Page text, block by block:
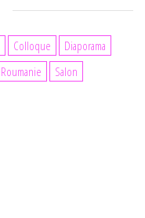
Colloque
Diaporama
Roumanie
Salon